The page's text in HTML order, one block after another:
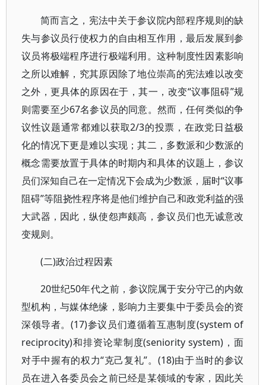
简而言之，宪法中关于参议院内部程序规则的缺
失与参议员行使权力的自由相互作用，最后发展到参
议员将极端程序进行极端利用。这种制度性因素影响
之所以难解，究其原因除了地位崇高的宪法难以改变
之外，更具体的原因在于，其一，改变“议事阻碍”规
则需要至少67名参议员的同意。然而，任何类似的争
议性议题通常都难以获取2/3的投票，在政党日益极
化的情况下更是难以实现；其二，多数派和少数派的
概念需要放置于具体的时期内和具体的议题上，参议
员们深知自己在一定情况下会成为少数派，届时“议事
阻碍”等阻挠性程序将是他们维护自己和政党利益的强
大武器，因此，纵使怨声颇高，参议员们也无诚意改
变规则。
(二)政治过程因素
20世纪50年代之前，参议院属于安分守己的内敛
型机构，与媒体绝缘，影响力主要集中于委员会的资
深领导者。(17)参议员们遵循着互惠制度(system of
reciprocity)和排资论辈制度(seniority system)，面
对手中握有的权力“克己复礼”。(18)由于当时的参议
员在进入各委员会之前已经是某领域的专家，因此关